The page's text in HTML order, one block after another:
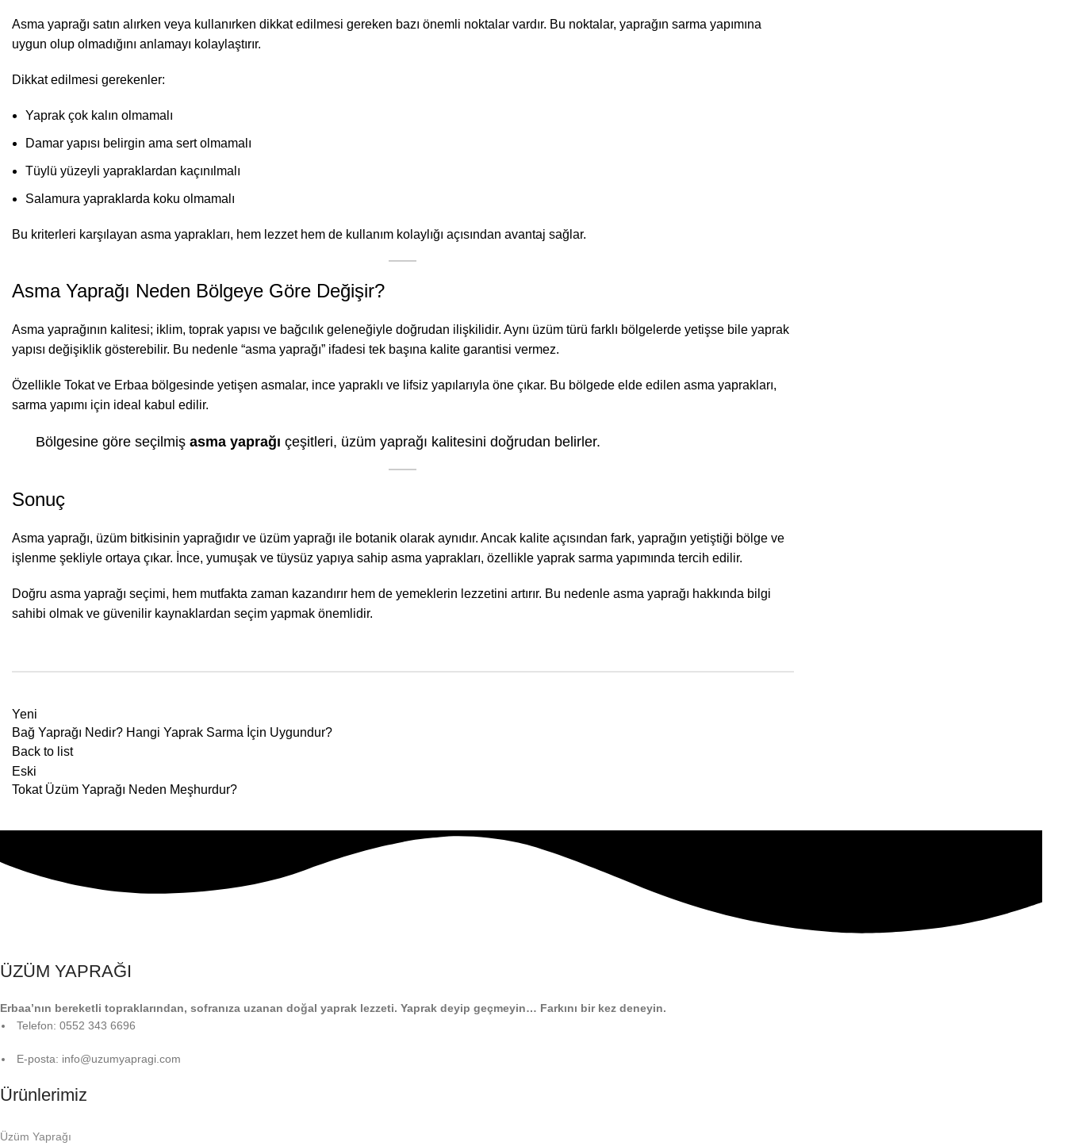
Asma yaprağı satın alırken veya kullanırken dikkat edilmesi gereken bazı önemli noktalar vardır. Bu noktalar, yaprağın sarma yapımına
uygun olup olmadığını anlamayı kolaylaştırır.
Dikkat edilmesi gerekenler:
Yaprak çok kalın olmamalı
Damar yapısı belirgin ama sert olmamalı
Tüylü yüzeyli yapraklardan kaçınılmalı
Salamura yapraklarda koku olmamalı
Bu kriterleri karşılayan asma yaprakları, hem lezzet hem de kullanım kolaylığı açısından avantaj sağlar.
Asma Yaprağı Neden Bölgeye Göre Değişir?
Asma yaprağının kalitesi; iklim, toprak yapısı ve bağcılık geleneğiyle doğrudan ilişkilidir. Aynı üzüm türü farklı bölgelerde yetişse bile yaprak
yapısı değişiklik gösterebilir. Bu nedenle “asma yaprağı” ifadesi tek başına kalite garantisi vermez.
Özellikle Tokat ve Erbaa bölgesinde yetişen asmalar, ince yapraklı ve lifsiz yapılarıyla öne çıkar. Bu bölgede elde edilen asma yaprakları,
sarma yapımı için ideal kabul edilir.
Bölgesine göre seçilmiş asma yaprağı çeşitleri, üzüm yaprağı kalitesini doğrudan belirler.
Sonuç
Asma yaprağı, üzüm bitkisinin yaprağıdır ve üzüm yaprağı ile botanik olarak aynıdır. Ancak kalite açısından fark, yaprağın yetiştiği bölge ve
işlenme şekliyle ortaya çıkar. İnce, yumuşak ve tüysüz yapıya sahip asma yaprakları, özellikle yaprak sarma yapımında tercih edilir.
Doğru asma yaprağı seçimi, hem mutfakta zaman kazandırır hem de yemeklerin lezzetini artırır. Bu nedenle asma yaprağı hakkında bilgi
sahibi olmak ve güvenilir kaynaklardan seçim yapmak önemlidir.
Yeni
Bağ Yaprağı Nedir? Hangi Yaprak Sarma İçin Uygundur?
Back to list
Eski
Tokat Üzüm Yaprağı Neden Meşhurdur?
ÜZÜM YAPRAĞI
Erbaa’nın bereketli topraklarından, sofranıza uzanan doğal yaprak lezzeti. Yaprak deyip geçmeyin… Farkını bir kez deneyin.
Telefon: 0552 343 6696
E-posta: info@uzumyapragi.com
Ürünlerimiz
Üzüm Yaprağı